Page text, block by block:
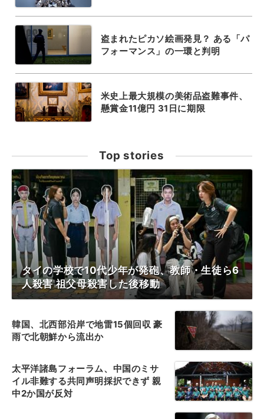
盗まれたピカソ絵画発見？ ある「パ
フォーマンス」の一環と判明
米史上最大規模の美術品盗難事件、
懸賞金11億円 31日に期限
Top stories
タイの学校で10代少年が発砲、教師・生徒ら6
人殺害 祖父母殺害した後移動
韓国、北西部沿岸で地雷15個回収 豪
雨で北朝鮮から流出か
太平洋諸島フォーラム、中国のミサ
イル非難する共同声明採択できず 親
中2か国が反対